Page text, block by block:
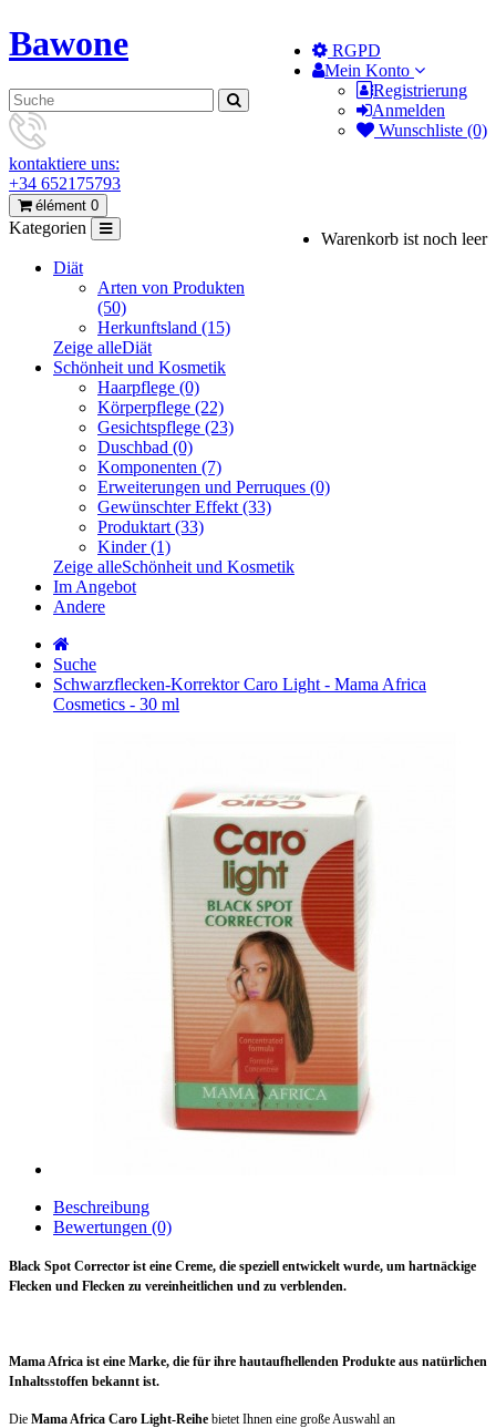
RGPD
Mein Konto
Registrierung
Anmelden
Wunschliste (0)
Bawone
kontaktiere uns:
+34 652175793
élément 0
Warenkorb ist noch leer
Kategorien
Diät
Arten von Produkten
(50)
Herkunftsland (15)
Zeige alleDiät
Schönheit und Kosmetik
Haarpflege (0)
Körperpflege (22)
Gesichtspflege (23)
Duschbad (0)
Komponenten (7)
Erweiterungen und Perruques (0)
Gewünschter Effekt (33)
Produktart (33)
Kinder (1)
Zeige alleSchönheit und Kosmetik
Im Angebot
Andere
Suche
Schwarzflecken-Korrektor Caro Light - Mama Africa
Cosmetics - 30 ml
Beschreibung
Bewertungen (0)
Black Spot Corrector ist eine Creme, die speziell entwickelt wurde, um hartnäckige
Flecken und Flecken zu vereinheitlichen und zu verblenden.
Mama Africa ist eine Marke, die für ihre hautaufhellenden Produkte aus natürlichen
Inhaltsstoffen bekannt ist.
Die Mama Africa Caro Light-Reihe bietet Ihnen eine große Auswahl an